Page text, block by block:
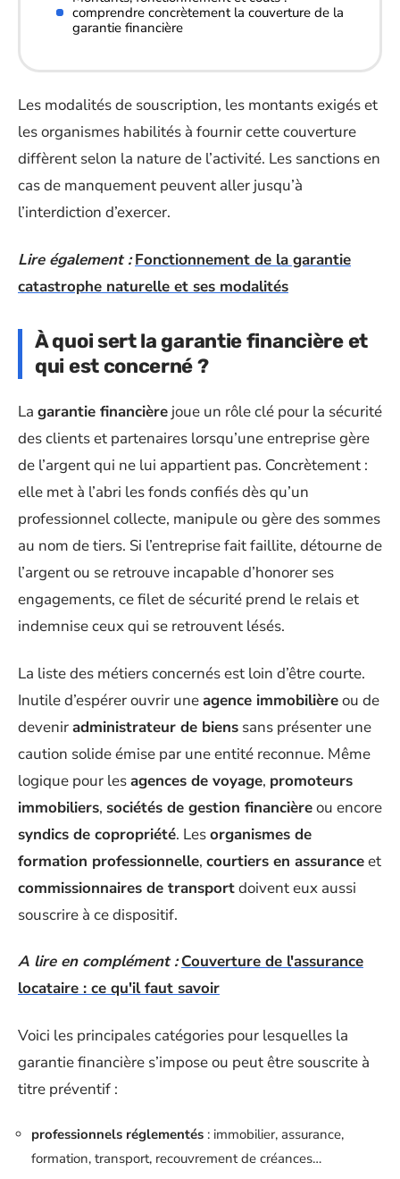
comprendre concrètement la couverture de la
garantie financière
Les modalités de souscription, les montants exigés et
les organismes habilités à fournir cette couverture
diffèrent selon la nature de l’activité. Les sanctions en
cas de manquement peuvent aller jusqu’à
l’interdiction d’exercer.
Lire également : Fonctionnement de la garantie
catastrophe naturelle et ses modalités
À quoi sert la garantie financière et
qui est concerné ?
La garantie financière joue un rôle clé pour la sécurité
des clients et partenaires lorsqu’une entreprise gère
de l’argent qui ne lui appartient pas. Concrètement :
elle met à l’abri les fonds confiés dès qu’un
professionnel collecte, manipule ou gère des sommes
au nom de tiers. Si l’entreprise fait faillite, détourne de
l’argent ou se retrouve incapable d’honorer ses
engagements, ce filet de sécurité prend le relais et
indemnise ceux qui se retrouvent lésés.
La liste des métiers concernés est loin d’être courte.
Inutile d’espérer ouvrir uneagence immobilièreou de
deveniradministrateur de biens sans présenter une
caution solide émise par une entité reconnue. Même
logique pour lesagences de voyage, promoteurs
immobiliers, sociétés de gestion financièreou encore
syndics de copropriété. Lesorganismes de
formation professionnelle, courtiers en assuranceet
commissionnaires de transportdoivent eux aussi
souscrire à ce dispositif.
A lire en complément : Couverture de l'assurance
locataire : ce qu'il faut savoir
Voici les principales catégories pour lesquelles la
garantie financière s’impose ou peut être souscrite à
titre préventif :
professionnels réglementés : immobilier, assurance,
formation, transport, recouvrement de créances…